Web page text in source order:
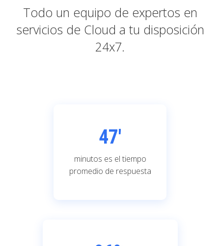
Todo un equipo de expertos en
servicios de Cloud a tu disposición
24x7.
47'
minutos es el tiempo
promedio de respuesta